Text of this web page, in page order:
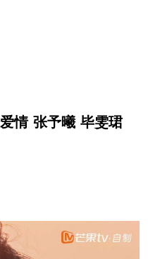
情 张予曦 毕雯珺